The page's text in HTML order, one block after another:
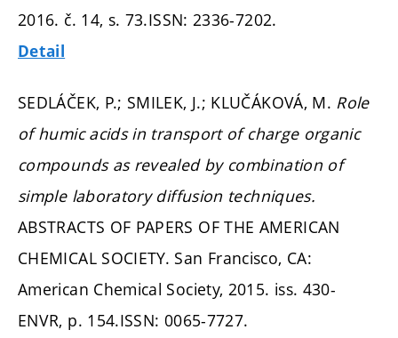
2016. č. 14, s. 73.ISSN: 2336-7202.
Detail
SEDLÁČEK, P.; SMILEK, J.; KLUČÁKOVÁ, M. Role
of humic acids in transport of charge organic
compounds as revealed by combination of
simple laboratory diffusion techniques.
ABSTRACTS OF PAPERS OF THE AMERICAN
CHEMICAL SOCIETY. San Francisco, CA:
American Chemical Society, 2015. iss. 430-
ENVR, p. 154.ISSN: 0065-7727.